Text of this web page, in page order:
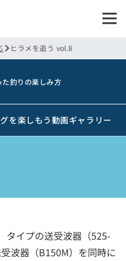
ヒラメを追う vol.8
た釣りの楽しみ方
を楽しもう動画ギャラリー
タイプの送受波器（525-
波器（B150M）を同時に